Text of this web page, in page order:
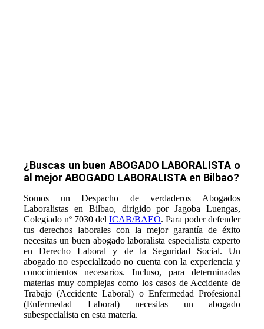
¿Buscas un buen ABOGADO LABORALISTA o
al mejor ABOGADO LABORALISTA en Bilbao?
Somos un Despacho de verdaderos Abogados
Laboralistas en Bilbao, dirigido por Jagoba Luengas,
Colegiado nº 7030 del ICAB/BAEO. Para poder defender
tus derechos laborales con la mejor garantía de éxito
necesitas un buen abogado laboralista especialista experto
en Derecho Laboral y de la Seguridad Social. Un
abogado no especializado no cuenta con la experiencia y
conocimientos necesarios. Incluso, para determinadas
materias muy complejas como los casos de Accidente de
Trabajo (Accidente Laboral) o Enfermedad Profesional
(Enfermedad Laboral) necesitas un abogado
subespecialista en esta materia.